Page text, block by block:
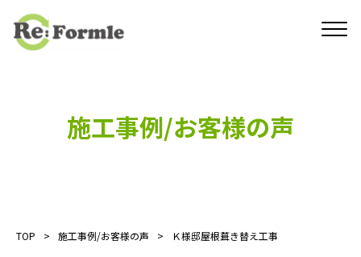
施工事例/お客様の声
TOP 施工事例/お客様の声 Ｋ様邸屋根葺き替え工事